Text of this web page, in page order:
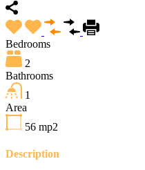
Bedrooms
2
Bathrooms
1
Area
56 mp2
Description